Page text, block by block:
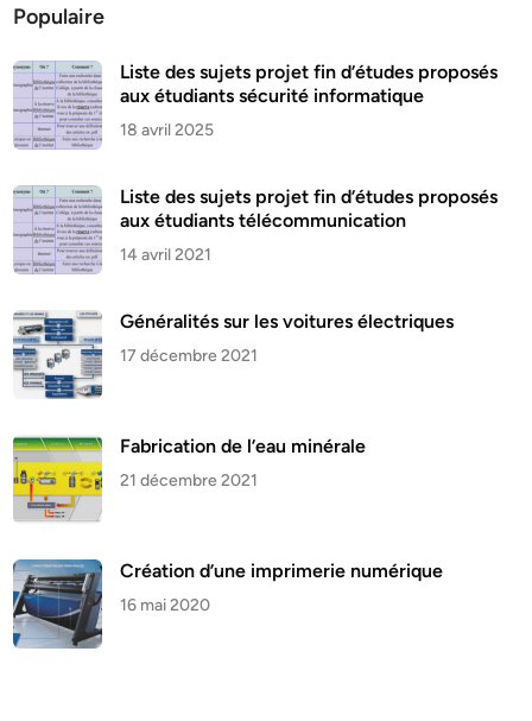
Populaire
Liste des sujets projet fin d’études proposés
aux étudiants sécurité informatique
18 avril 2025
Liste des sujets projet fin d’études proposés
aux étudiants télécommunication
14 avril 2021
Généralités sur les voitures électriques
17 décembre 2021
Fabrication de l’eau minérale
21 décembre 2021
Création d’une imprimerie numérique
16 mai 2020